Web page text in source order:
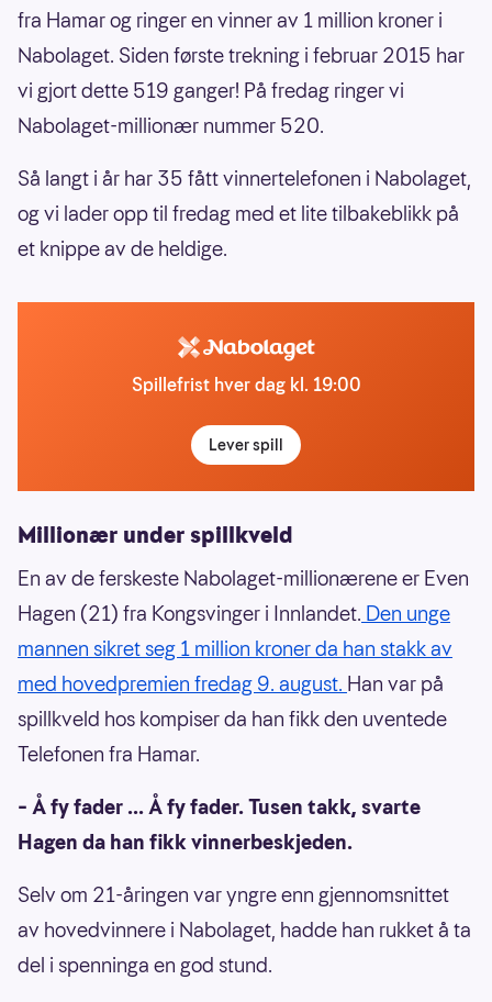
fra Hamar og ringer en vinner av 1 million kroner i
Nabolaget. Siden første trekning i februar 2015 har
vi gjort dette 519 ganger! På fredag ringer vi
Nabolaget-millionær nummer 520.
Så langt i år har 35 fått vinnertelefonen i Nabolaget,
og vi lader opp til fredag med et lite tilbakeblikk på
et knippe av de heldige.
Spillefrist hver dag kl. 19:00
Lever spill
Millionær under spillkveld
En av de ferskeste Nabolaget-millionærene er Even
Hagen (21) fra Kongsvinger i Innlandet. Den unge
mannen sikret seg 1 million kroner da han stakk av
med hovedpremien fredag 9. august. Han var på
spillkveld hos kompiser da han fikk den uventede
Telefonen fra Hamar.
– Å fy fader ... Å fy fader. Tusen takk, svarte
Hagen da han fikk vinnerbeskjeden.
Selv om 21-åringen var yngre enn gjennomsnittet
av hovedvinnere i Nabolaget, hadde han rukket å ta
del i spenninga en god stund.